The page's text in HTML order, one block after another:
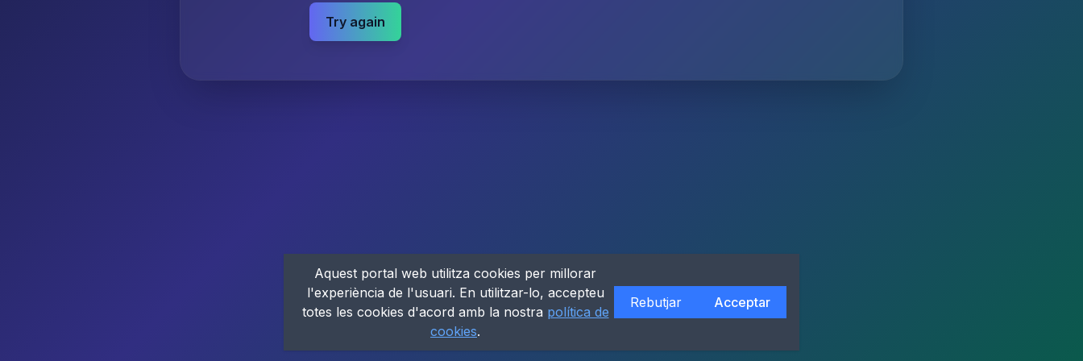
Try again
Aquest portal web utilitza cookies per millorar
l'experiència de l'usuari. En utilitzar-lo, accepteu
totes les cookies d'acord amb la nostra política de
cookies.
Rebutjar Acceptar